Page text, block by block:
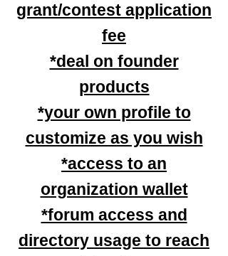
grant/contest application
fee
*deal on founder
products
*your own profile to
customize as you wish
*access to an
organization wallet
*forum access and
directory usage to reach